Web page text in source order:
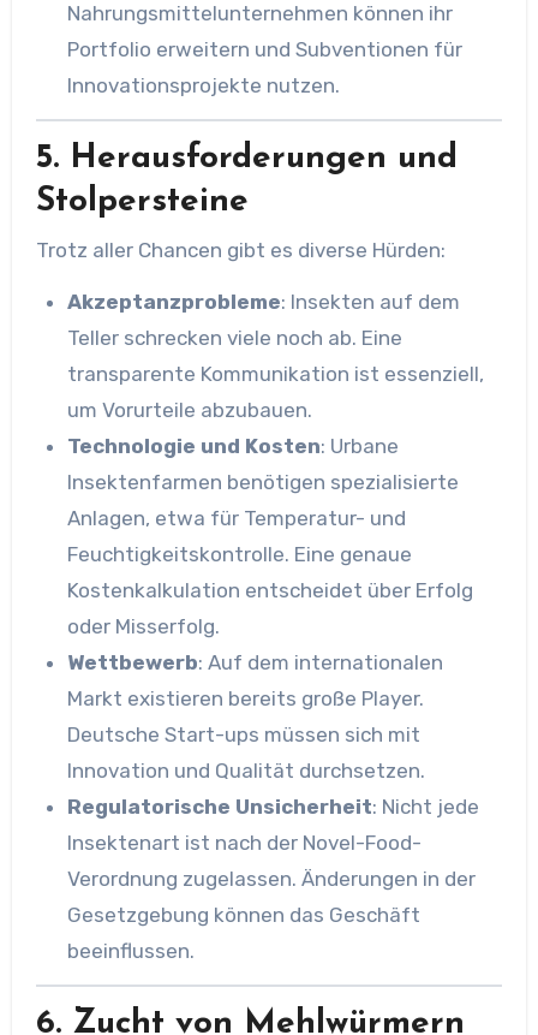
Nahrungsmittelunternehmen können ihr
Portfolio erweitern und Subventionen für
Innovationsprojekte nutzen.
5. Herausforderungen und
Stolpersteine
Trotz aller Chancen gibt es diverse Hürden:
Akzeptanzprobleme: Insekten auf dem
Teller schrecken viele noch ab. Eine
transparente Kommunikation ist essenziell,
um Vorurteile abzubauen.
Technologie und Kosten: Urbane
Insektenfarmen benötigen spezialisierte
Anlagen, etwa für Temperatur- und
Feuchtigkeitskontrolle. Eine genaue
Kostenkalkulation entscheidet über Erfolg
oder Misserfolg.
Wettbewerb: Auf dem internationalen
Markt existieren bereits große Player.
Deutsche Start-ups müssen sich mit
Innovation und Qualität durchsetzen.
Regulatorische Unsicherheit: Nicht jede
Insektenart ist nach der Novel-Food-
Verordnung zugelassen. Änderungen in der
Gesetzgebung können das Geschäft
beeinflussen.
6. Zucht von Mehlwürmern